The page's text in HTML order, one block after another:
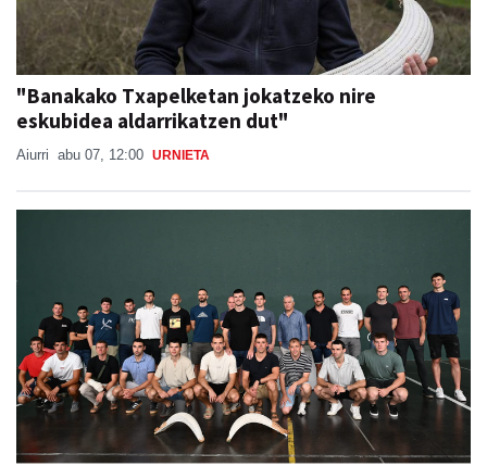
"Banakako Txapelketan jokatzeko nire
eskubidea aldarrikatzen dut"
Aiurri abu 07, 12:00 URNIETA